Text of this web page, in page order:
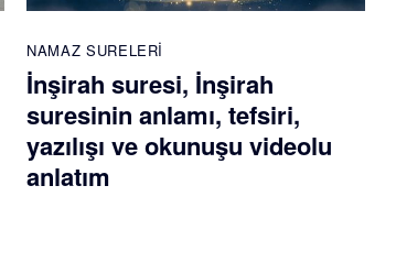
NAMAZ SURELERI
İnşirah suresi, İnşirah
suresinin anlamı, tefsiri,
yazılışı ve okunuşu videolu
anlatım